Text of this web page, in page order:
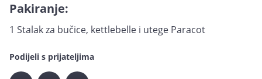
Pakiranje:
1 Stalak za bučice, kettlebelle i utege Paracot
Podijeli s prijateljima